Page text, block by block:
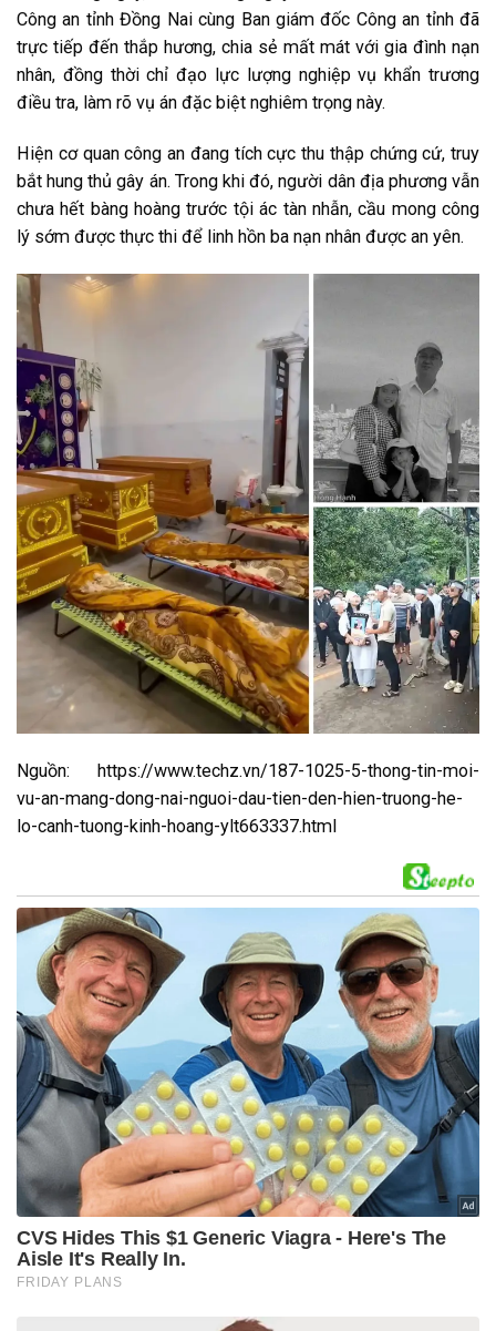
Công an tỉnh Đồng Nai cùng Ban giám đốc Công an tỉnh đã
trực tiếp đến thắp hương, chia sẻ mất mát với gia đình nạn
nhân, đồng thời chỉ đạo lực lượng nghiệp vụ khẩn trương
điều tra, làm rõ vụ án đặc biệt nghiêm trọng này.
Hiện cơ quan công an đang tích cực thu thập chứng cứ, truy
bắt hung thủ gây án. Trong khi đó, người dân địa phương vẫn
chưa hết bàng hoàng trước tội ác tàn nhẫn, cầu mong công
lý sớm được thực thi để linh hồn ba nạn nhân được an yên.
Nguồn: https://www.techz.vn/187-1025-5-thong-tin-moi-
vu-an-mang-dong-nai-nguoi-dau-tien-den-hien-truong-he-
lo-canh-tuong-kinh-hoang-ylt663337.html